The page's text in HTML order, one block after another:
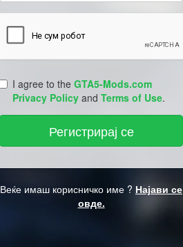
I agree to the GTA5-Mods.com
Privacy Policy and Terms of Use.
Веќе имаш корисничко име ? Најави се
овде.